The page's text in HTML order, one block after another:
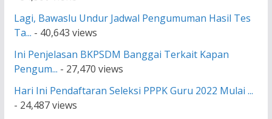
Lagi, Bawaslu Undur Jadwal Pengumuman Hasil Tes
Ta... - 40,643 views
Ini Penjelasan BKPSDM Banggai Terkait Kapan
Pengum... - 27,470 views
Hari Ini Pendaftaran Seleksi PPPK Guru 2022 Mulai ...
- 24,487 views